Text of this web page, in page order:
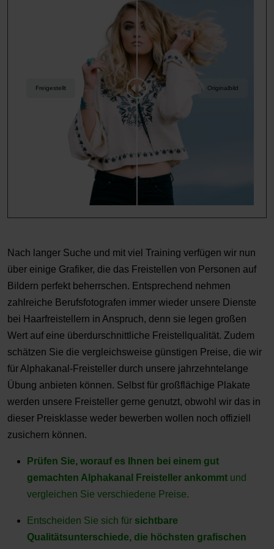
Freigestellt Originalbild
Nach langer Suche und mit viel Training verfügen wir nun
über einige Grafiker, die das Freistellen von Personen auf
Bildern perfekt beherrschen. Entsprechend nehmen
zahlreiche Berufsfotografen immer wieder unsere Dienste
bei Haarfreistellern in Anspruch, denn sie legen großen
Wert auf eine überdurschnittliche Freistellqualität. Zudem
schätzen Sie die vergleichsweise günstigen Preise, die wir
für Alphakanal-Freisteller durch unsere jahrzehntelange
Übung anbieten können. Selbst für großflächige Plakate
werden unsere Freisteller gerne genutzt, obwohl wir das in
dieser Preisklasse weder bewerben wollen noch offiziell
zusichern können.
Prüfen Sie, worauf es Ihnen bei einem gut
gemachten Alphakanal Freisteller ankommt und
vergleichen Sie verschiedene Preise.
Entscheiden Sie sich für sichtbare
Qualitätsunterschiede, die höchsten grafischen